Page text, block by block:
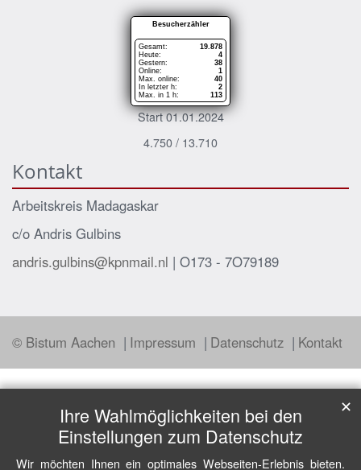
Besucherzähler
Gesamt:
19.878
Heute:
4
Gestern:
38
Online:
1
Max. online:
40
In letzter h:
2
Max. in 1 h:
113
Start 01.01.2024
4.750 / 13.710
Kontakt
Arbeitskreis Madagaskar
c/o Andris Gulbins
andris.gulbins@kpnmail.nl | O173 - 7O79189
© Bistum Aachen Impressum Datenschutz Kontakt
Ihre Wahlmöglichkeiten bei den
Einstellungen zum Datenschutz
Wir möchten Ihnen ein optimales Webseiten-Erlebnis bieten.
✕